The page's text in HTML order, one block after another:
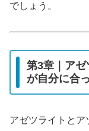
でしょう。
第3章｜ア
が自分に合
アゼツライトとア